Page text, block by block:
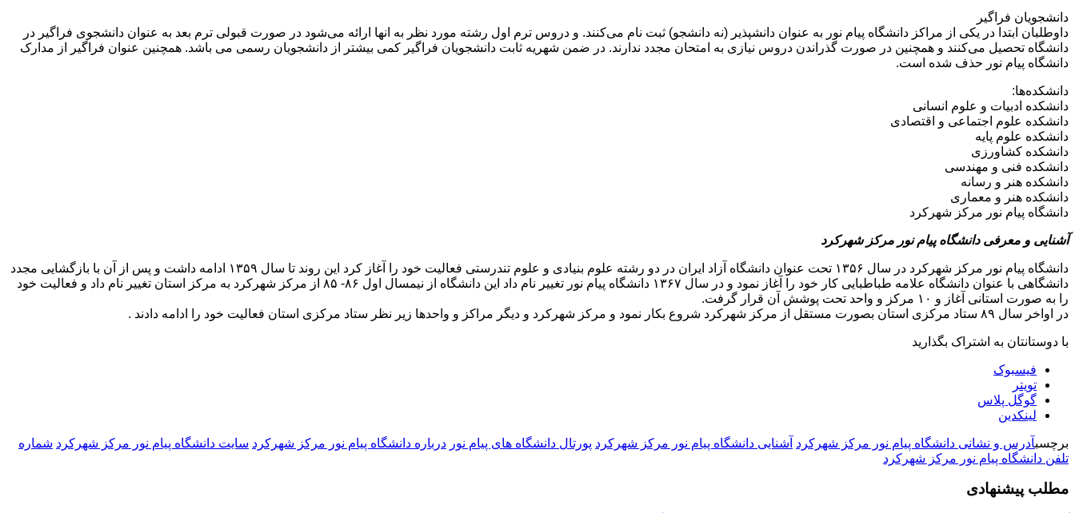
دانشجویان فراگیر
داوطلبان ابتدا در یکی از مراکز دانشگاه پیام نور به عنوان دانشپذیر (نه دانشجو) ثبت نام می‌کنند. و دروس ترم اول رشته مورد نظر به انها ارائه می‌شود در صورت قبولی ترم بعد به عنوان دانشجوی فراگیر در
دانشگاه تحصیل می‌کنند و همچنین در صورت گذراندن دروس نیازی به امتحان مجدد ندارند. در ضمن شهریه ثابت دانشجویان فراگیر کمی بیشتر از دانشجویان رسمی می باشد. همچنین عنوان فراگیر از مدارک
دانشگاه پیام نور حذف شده است.
دانشکده‌ها:
دانشکده ادبیات و علوم انسانی
دانشکده علوم اجتماعی و اقتصادی
دانشکده علوم پایه
دانشکده کشاورزی
دانشکده فنی و مهندسی
دانشکده هنر و رسانه
دانشکده هنر و معماری
دانشگاه پیام نور مرکز شهرکرد
آشنایی و معرفی دانشگاه پیام نور مرکز شهرکرد
دانشگاه پیام نور مرکز شهرکرد در سال ۱۳۵۶ تحت عنوان دانشگاه آزاد ایران در دو رشته علوم بنیادی و علوم تندرستی فعالیت خود را آغاز کرد این روند تا سال ۱۳۵۹ ادامه داشت و پس از آن با بازگشایی مجدد
دانشگاهی با عنوان دانشگاه علامه طباطبایی کار خود را آغاز نمود و در سال ۱۳۶۷ دانشگاه پیام نور تغییر نام داد این دانشگاه از نیمسال اول ۸۶- ۸۵ از مرکز شهرکرد به مرکز استان تغییر نام داد و فعالیت خود
را به صورت استانی آغاز و ۱۰ مرکز و واحد تحت پوشش آن قرار گرفت.
در اواخر سال ۸۹ ستاد مرکزی استان بصورت مستقل از مرکز شهرکرد شروع بکار نمود و مرکز شهرکرد و دیگر مراکز و واحدها زیر نظر ستاد مرکزی استان فعالیت خود را ادامه دادند .
با دوستانتان به اشتراک بگذارید
فیسبوک
تویتر
گوگل پلاس
لینکدین
برچسبآدرس و نشانی دانشگاه پیام نور مركز شهركرد آشنایی دانشگاه پيام نور مركز شهركرد پورتال دانشگاه های پیام نور درباره دانشگاه پیام نور مركز شهركرد سایت دانشگاه پیام نور مركز شهركرد شماره
تلفن دانشگاه پیام نور مركز شهركرد
مطلب پیشنهادی